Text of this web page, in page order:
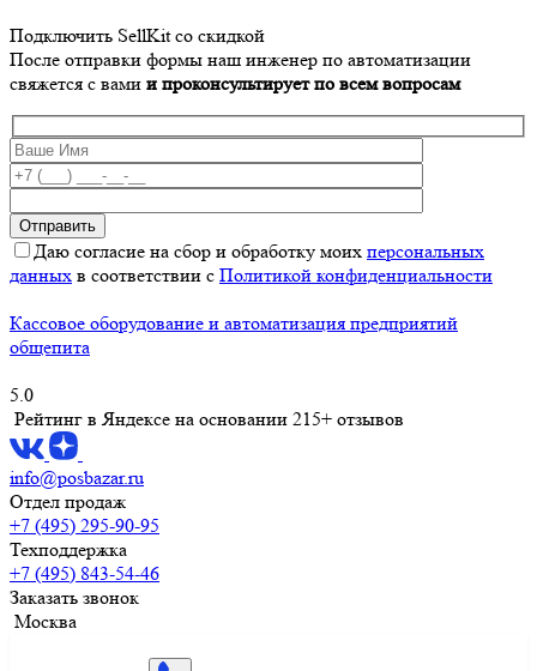
Подключить SellKit со скидкой
После отправки формы наш инженер по автоматизации
свяжется с вами и проконсультирует по всем вопросам
Даю согласие на сбор и обработку моих персональных
данных в соответствии с Политикой конфиденциальности
Кассовое оборудование и автоматизация предприятий
общепита
5.0
Рейтинг в Яндексе на основании 215+ отзывов
info@posbazar.ru
Отдел продаж
+7 (495) 295-90-95
Техподдержка
+7 (495) 843-54-46
Заказать звонок
Москва